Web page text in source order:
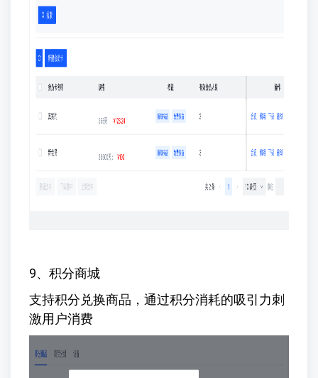
9、积分商城
支持积分兑换商品，通过积分消耗的吸引力刺
激用户消费